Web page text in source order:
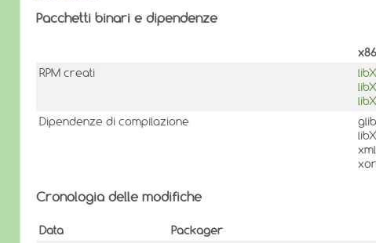
Pacchetti binari e dipendenze
RPM creati
Dipendenze di compilazione
Cronologia delle modifiche
Data Packager